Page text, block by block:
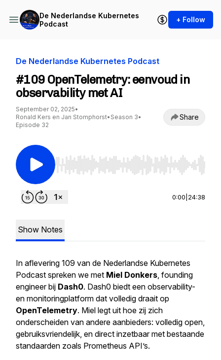
De Nederlandse Kubernetes
Podcast
+ Follow
De Nederlandse Kubernetes Podcast
#109 OpenTelemetry: eenvoud in
observability met AI
September 02, 2025•
Ronald Kers en Jan Stomphorst• Season 3•
Episode 32
Share
Use Left/Right to seek, Home/End to jump to
0:00 24:38
Show Notes
In aflevering 109 van de Nederlandse Kubernetes
Podcast spreken we met Miel Donkers, founding
engineer bij Dash0. Dash0 biedt een observability-
en monitoringplatform dat volledig draait op
OpenTelemetry. Miel legt uit hoe zij zich
onderscheiden van andere aanbieders: volledig open,
gebruiksvriendelijk, en direct inzetbaar met bestaande
standaarden zoals Prometheus API’s.